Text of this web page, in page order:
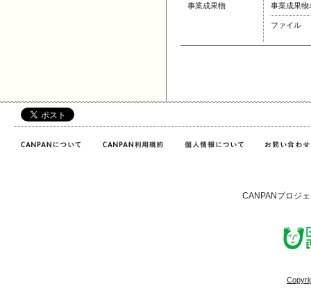
事業成果物 事業成果物
ファイル
CANPANプロジ